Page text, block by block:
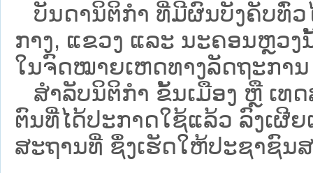
ບັນດານິຕິກໍາ ທີ່ມີຜົນບັງຄັບທົ່
ກາງ, ແຂວງ ແລະ ນະຄອນຫຼວ
ໃນຈົດໝາຍເຫດທາງລັດຖະການ
ສຳລັບນິ​ຕິ​ກຳ ຂັ້ນເມືອງ ຫຼື ເທ
ຕົນທີ່ໄດ້ປະກາດໃຊ້ແລ້ວ ລົງ​ເຜີ
ສະຖານທີ່ ຊຶ່ງເຮັດໃຫ້ປະຊາຊົນສ